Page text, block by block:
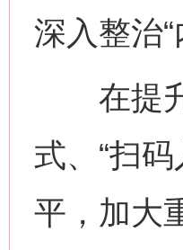
深入整治
在提升
式、“扫
平，加大